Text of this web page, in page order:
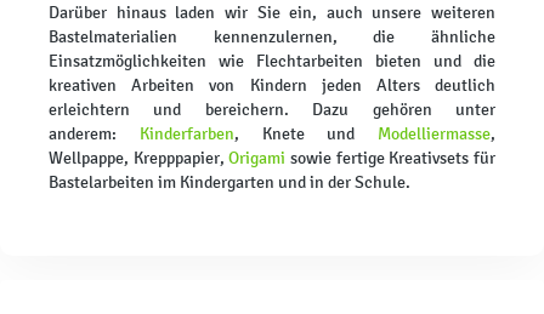
Darüber hinaus laden wir Sie ein, auch unsere weiteren
Bastelmaterialien kennenzulernen, die ähnliche
Einsatzmöglichkeiten wie Flechtarbeiten bieten und die
kreativen Arbeiten von Kindern jeden Alters deutlich
erleichtern und bereichern. Dazu gehören unter
anderem: Kinderfarben, Knete und Modelliermasse,
Wellpappe, Krepppapier,Origami sowie fertige Kreativsets für
Bastelarbeiten im Kindergarten und in der Schule.